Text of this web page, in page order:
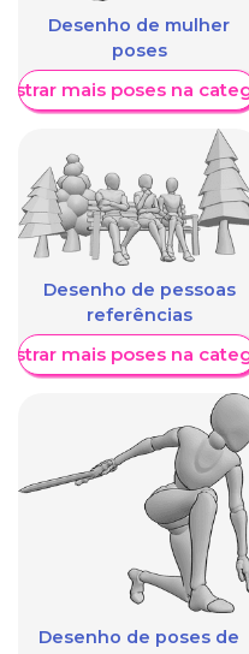
Desenho de mulher
poses
mais poses na
Desenho de pessoas
referências
mais poses na
Desenho de poses de